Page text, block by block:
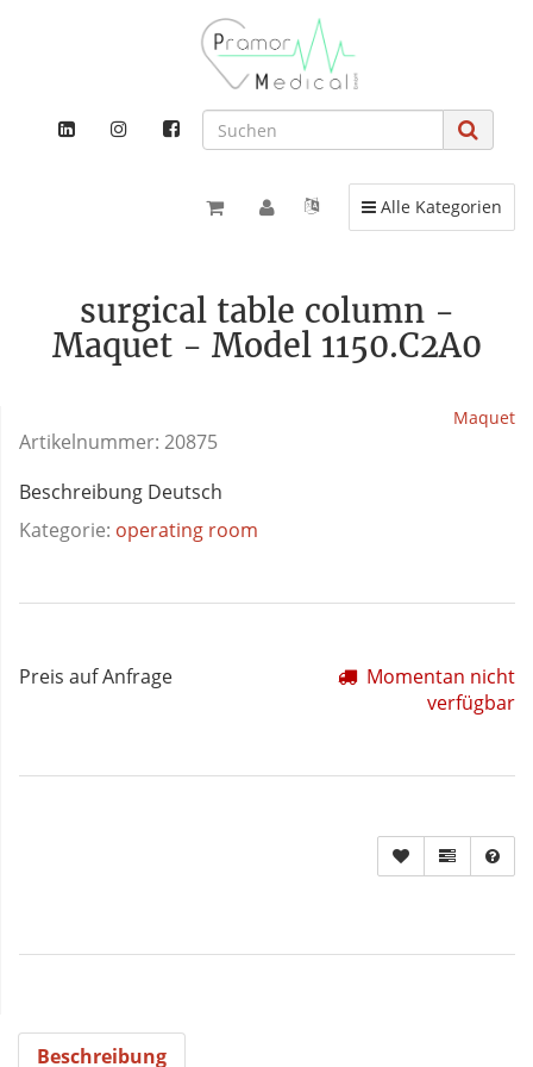
Toggle navigation
Alle Kategorien
surgical table column -
Maquet - Model 1150.C2A0
Maquet
Artikelnummer: 20875
Beschreibung Deutsch
Kategorie: operating room
Preis auf Anfrage
Momentan nicht
verfügbar
Beschreibung